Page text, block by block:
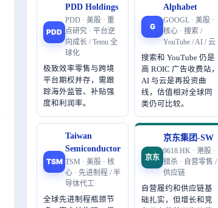
PDD
PDD Holdings
PDD · 美股 · 重
点研究 · 平台逆
向成长 / Temu 全
球化
极致效率零售与跨境
平台期权并存，需跟
踪海外监管、补贴强
度和利润率。
G
Alphabet
GOOGL · 美股 ·
核心 · 搜索 /
YouTube / AI / 云
搜索和 YouTube 仍是
高 ROIC 广告收费站，
AI 与云是再投资曲
线，估值相对全球同
类仍可比较。
TSM
Taiwan
Semiconductor
TSM · 美股 · 核
心 · 先进制程 / 半
导体代工
全球先进制程瓶颈节
京东
京东集团-SW
9618.HK · 港股 ·
错杀 · 自营零售 /
供应链
自营履约和供应链基
础扎实，但增长和竞